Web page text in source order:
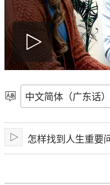
播
放
影
选
语
言播
放
怎样找到人生重要